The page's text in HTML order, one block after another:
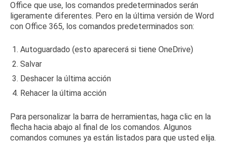
Office que use, los comandos predeterminados serán
ligeramente diferentes. Pero en la última versión de Word
con Office 365, los comandos predeterminados son:
Autoguardado (esto aparecerá si tiene OneDrive)
Salvar
Deshacer la última acción
Rehacer la última acción
Para personalizar la barra de herramientas, haga clic en la
flecha hacia abajo al final de los comandos. Algunos
comandos comunes ya están listados para que usted elija.